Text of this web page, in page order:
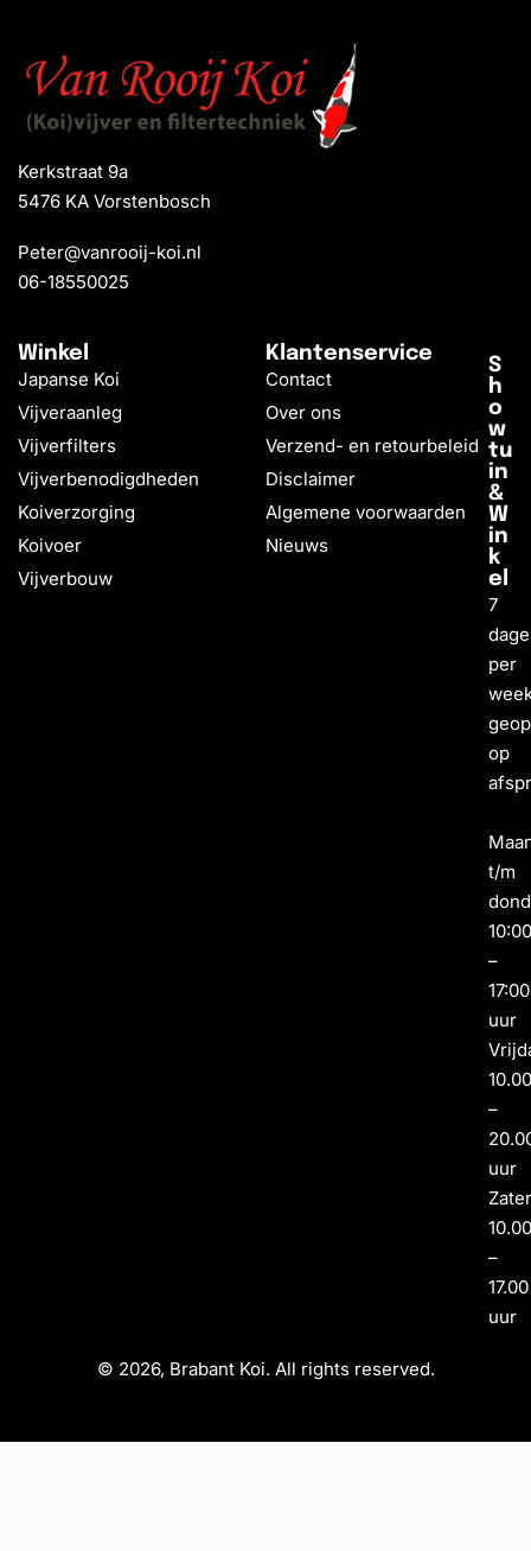
Kerkstraat 9a
5476 KA Vorstenbosch
Peter@vanrooij-koi.nl
06-18550025
Winkel
Japanse Koi
Vijveraanleg
Vijverfilters
Vijverbenodigdheden
Koiverzorging
Koivoer
Vijverbouw
Klantenservice
Contact
Over ons
Verzend- en retourbeleid
Disclaimer
Algemene voorwaarden
Nieuws
S
h
o
w
tu
in
&
W
in
k
el
7
per
op
t/m
–
17:00
uur
–
uur
–
17.00
uur
© 2026, Brabant Koi. All rights reserved.